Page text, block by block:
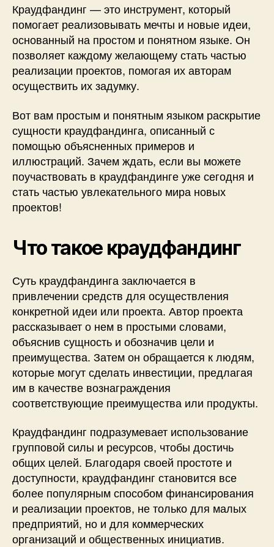
Краудфандинг — это инструмент, который
помогает реализовывать мечты и новые идеи,
основанный на простом и понятном языке. Он
позволяет каждому желающему стать частью
реализации проектов, помогая их авторам
осуществить их задумку.
Вот вам простым и понятным языком раскрытие
сущности краудфандинга, описанный с
помощью объясненных примеров и
иллюстраций. Зачем ждать, если вы можете
поучаствовать в краудфандинге уже сегодня и
стать частью увлекательного мира новых
проектов!
Что такое краудфандинг
Суть краудфандинга заключается в
привлечении средств для осуществления
конкретной идеи или проекта. Автор проекта
рассказывает о нем в простыми словами,
объяснив сущность и обозначив цели и
преимущества. Затем он обращается к людям,
которые могут сделать инвестиции, предлагая
им в качестве вознаграждения
соответствующие преимущества или продукты.
Краудфандинг подразумевает использование
групповой силы и ресурсов, чтобы достичь
общих целей. Благодаря своей простоте и
доступности, краудфандинг становится все
более популярным способом финансирования
и реализации проектов, не только для малых
предприятий, но и для коммерческих
организаций и общественных инициатив.